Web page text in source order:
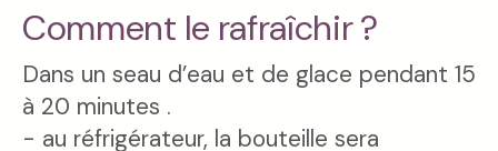
Comment le rafraîchir ?
Dans un seau d’eau et de glace pendant 15
à 20 minutes .
- au réfrigérateur, la bouteille sera